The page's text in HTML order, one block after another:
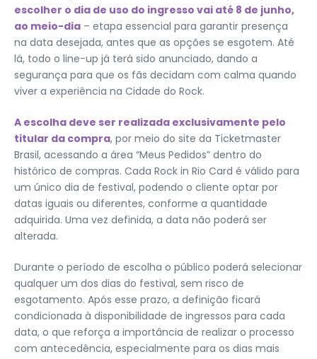
escolher o dia de uso do ingresso vai até 8 de junho,
ao meio-dia – etapa essencial para garantir presença
na data desejada, antes que as opções se esgotem. Até
lá, todo o line-up já terá sido anunciado, dando a
segurança para que os fãs decidam com calma quando
viver a experiência na Cidade do Rock.
A escolha deve ser realizada exclusivamente pelo
titular da compra, por meio do site da Ticketmaster
Brasil, acessando a área “Meus Pedidos” dentro do
histórico de compras. Cada Rock in Rio Card é válido para
um único dia de festival, podendo o cliente optar por
datas iguais ou diferentes, conforme a quantidade
adquirida. Uma vez definida, a data não poderá ser
alterada.
Durante o período de escolha o público poderá selecionar
qualquer um dos dias do festival, sem risco de
esgotamento. Após esse prazo, a definição ficará
condicionada à disponibilidade de ingressos para cada
data, o que reforça a importância de realizar o processo
com antecedência, especialmente para os dias mais